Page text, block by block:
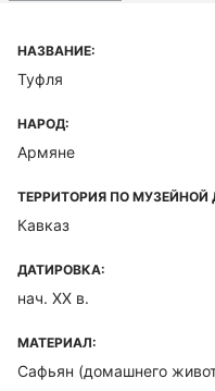
НАЗВАНИЕ:
Туфля
НАРОД:
Армяне
ТЕРРИТОРИЯ ПО
Кавказ
ДАТИРОВКА:
нач. XX в.
МАТЕРИАЛ:
Сафьян (домашнего